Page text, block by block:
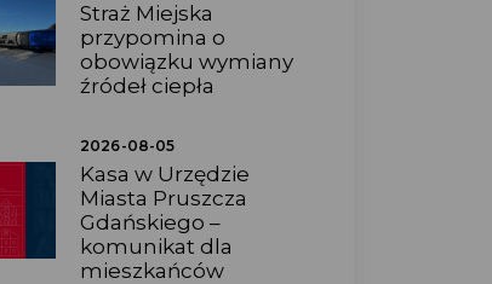
Straż Miejska
przypomina o
obowiązku wymiany
źródeł ciepła
2026-08-05
Kasa w Urzędzie
Miasta Pruszcza
Gdańskiego –
komunikat dla
mieszkańców